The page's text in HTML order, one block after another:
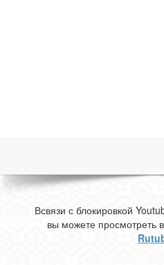
Всвязи с блокировкой
вы можете просмотреть